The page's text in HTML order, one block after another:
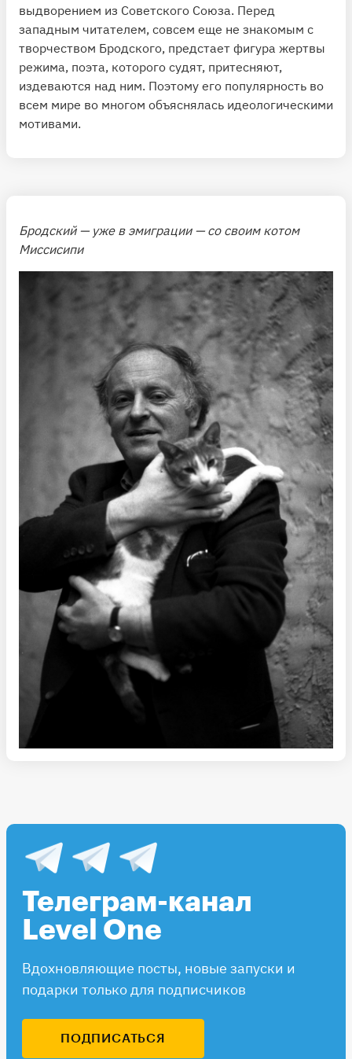
выдворением из Советского Союза. Перед
западным читателем, совсем еще не знакомым с
творчеством Бродского, предстает фигура жертвы
режима, поэта, которого судят, притесняют,
издеваются над ним. Поэтому его популярность во
всем мире во многом объяснялась идеологическими
мотивами.
Бродский — уже в эмиграции — со своим котом
Миссисипи
Телеграм-канал
Level One
Вдохновляющие посты, новые запуски и
подарки только для подписчиков
ПОДПИСАТЬСЯ